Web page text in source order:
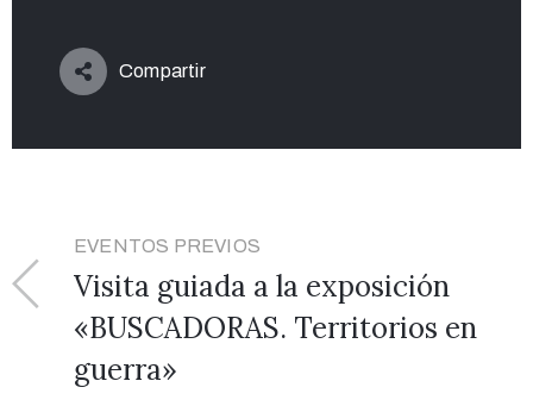
Compartir
EVENTOS PREVIOS
Visita guiada a la exposición
«BUSCADORAS. Territorios en
guerra»